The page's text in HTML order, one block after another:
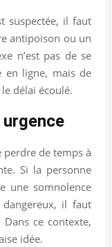
suspectée, il faut
antipoison ou un
n’est pas de se
en ligne, mais de
délai écoulé.
de temps à
Si la personne
une somnolence
il faut
ce contexte,
idée.